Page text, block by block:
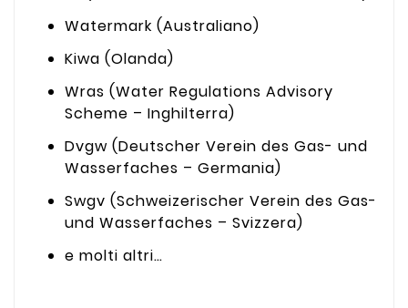
Watermark (Australiano)
Kiwa (Olanda)
Wras (Water Regulations Advisory
Scheme – Inghilterra)
Dvgw (Deutscher Verein des Gas- und
Wasserfaches – Germania)
Swgv (Schweizerischer Verein des Gas-
und Wasserfaches – Svizzera)
e molti altri…